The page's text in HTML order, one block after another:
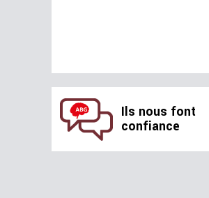
Ils nous font
confiance